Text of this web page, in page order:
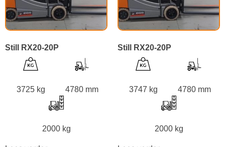
Still RX20-20P
3725 kg 4780 mm
2000 kg
Still RX20-20P
3747 kg 4780 mm
2000 kg